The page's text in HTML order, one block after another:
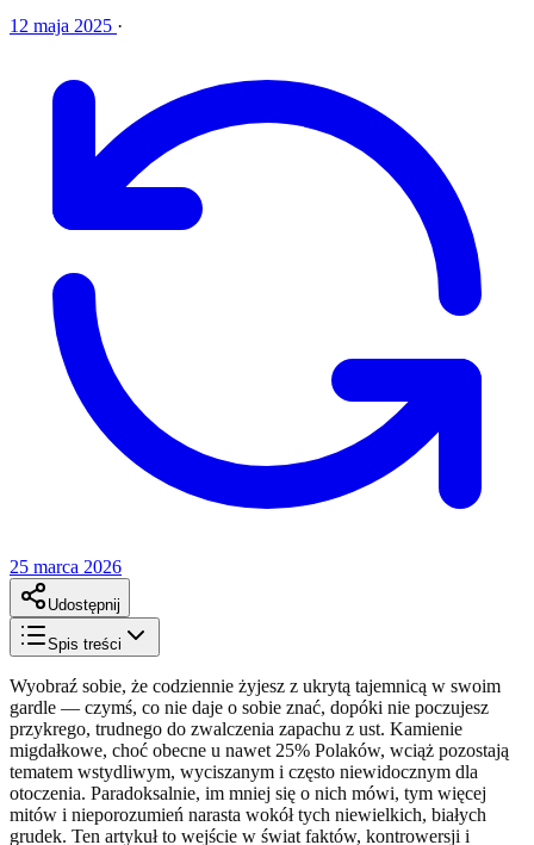
12 maja 2025 ·
25 marca 2026
Udostępnij
Spis treści
Wyobraź sobie, że codziennie żyjesz z ukrytą tajemnicą w swoim
gardle — czymś, co nie daje o sobie znać, dopóki nie poczujesz
przykrego, trudnego do zwalczenia zapachu z ust. Kamienie
migdałkowe, choć obecne u nawet 25% Polaków, wciąż pozostają
tematem wstydliwym, wyciszanym i często niewidocznym dla
otoczenia. Paradoksalnie, im mniej się o nich mówi, tym więcej
mitów i nieporozumień narasta wokół tych niewielkich, białych
grudek. Ten artykuł to wejście w świat faktów, kontrowersji i